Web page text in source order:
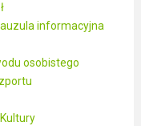
informacyjna
osobistego